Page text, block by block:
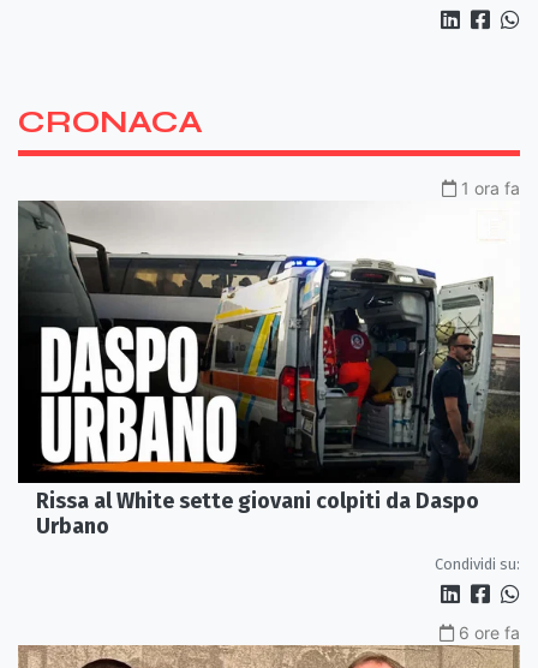
CRONACA
1 ora fa
Rissa al White sette giovani colpiti da Daspo
Urbano
Condividi su:
6 ore fa